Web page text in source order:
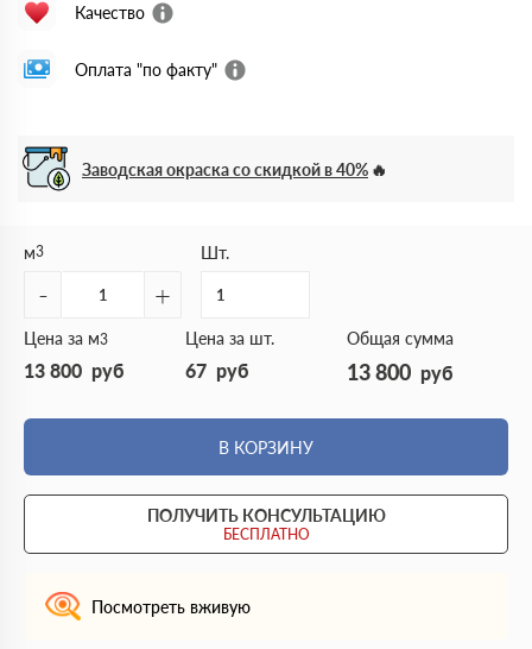
Качество
Оплата "по факту"
Заводская окраска со скидкой в 40%
м3
- +
Шт.
Цена за м3
13 800 руб
Цена за шт.
67 руб
Общая сумма
13 800 руб
В КОРЗИНУ
ПОЛУЧИТЬ КОНСУЛЬТАЦИЮ
БЕСПЛАТНО
Посмотреть вживую